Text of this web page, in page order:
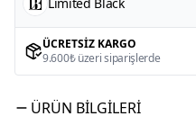
ÜCRETSIZ KARGO
9.600₺ üzeri siparişlerde
ÜRÜN BILGILERI